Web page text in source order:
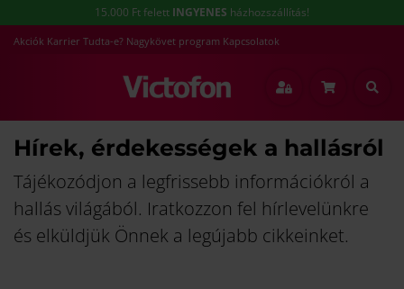
15.000 Ft felett INGYENES házhozszállítás!
Akciók Karrier Tudta-e? Nagykövet program Kapcsolatok
Hírek, érdekességek a hallásról
Tájékozódjon a legfrissebb információkról a
hallás világából. Iratkozzon fel hírlevelünkre
és elküldjük Önnek a legújabb cikkeinket.